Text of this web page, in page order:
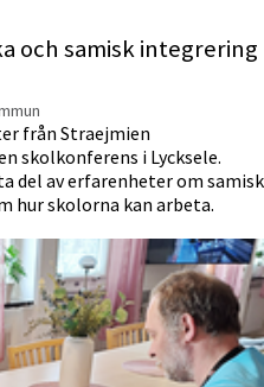
och samisk integrering
från Straejmien
skolkonferens i Lycksele.
del av erfarenheter om samisk
hur skolorna kan arbeta.